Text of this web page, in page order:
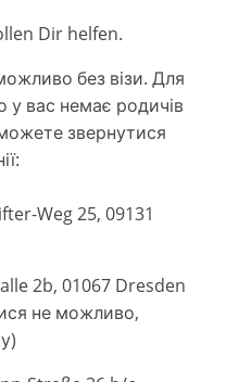
Dir helfen.
без візи. Для
вас немає родичів
звернутися
Weg 25, 09131
2b, 01067 Dresden
не можливо,